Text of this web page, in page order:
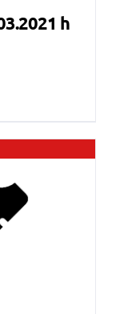
h